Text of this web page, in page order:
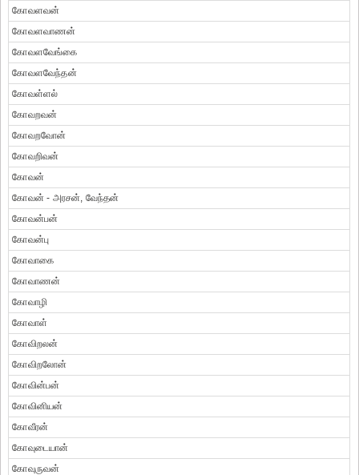
கோவளவன்
கோவளவாணன்
கோவளவேங்கை
கோவளவேந்தன்
கோவள்ளல்
கோவறவன்
கோவறவோன்
கோவறிவன்
கோவன்
கோவன் - அரசன், வேந்தன்
கோவன்பன்
கோவன்பு
கோவாகை
கோவாணன்
கோவாழி
கோவாள்
கோவிறலன்
கோவிறலோன்
கோவின்பன்
கோவினியன்
கோவீரன்
கோவுடையான்
கோவுருவன்